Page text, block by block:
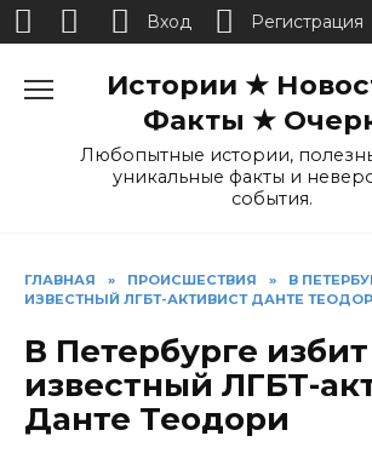
Истории ★
Факты ★
Любопытные истории,
уникальные факты и
события.
ГЛАВНАЯ » ПРОИСШЕСТВИЯ »
В
ИЗВЕСТНЫЙ ЛГБТ-АКТИВИСТ ДАНТЕ
В Петербурге избит
известный ЛГБТ-
Данте Теодори
Вход Регистрация